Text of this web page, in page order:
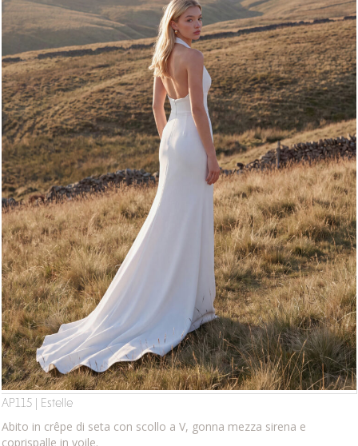
AP115 | Estelle
Abito in crêpe di seta con scollo a V, gonna mezza sirena e
coprispalle in voile.